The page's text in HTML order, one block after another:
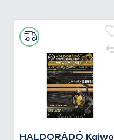
HALDORÁDÓ Kaiwo